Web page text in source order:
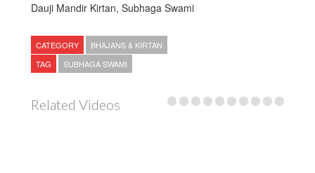
Dauji Mandir Kirtan, Subhaga Swami
CATEGORY
BHAJANS & KIRTAN
TAG
SUBHAGA SWAMI
Related Videos